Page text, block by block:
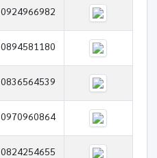
0924966982
0894581180
0836564539
0970960864
0824254655